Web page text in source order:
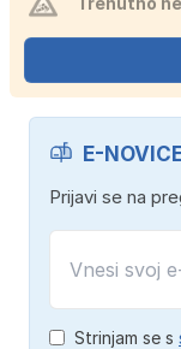
E-
Prijavi se na
Strinjam se s